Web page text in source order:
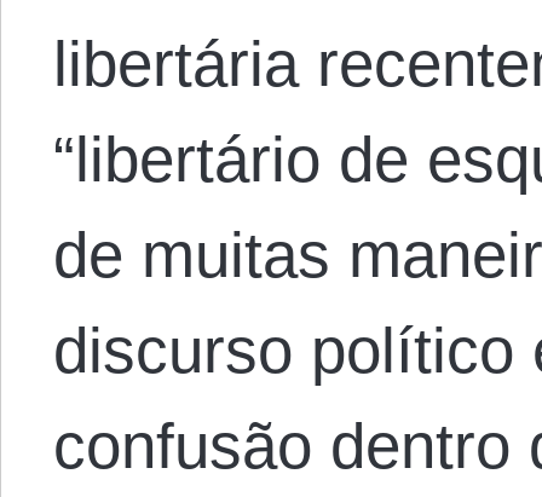
libertária
“libertário de
de muitas
discurso político
confusão dentro